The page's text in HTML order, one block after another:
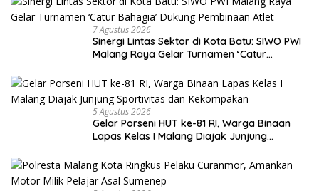
7 Agustus 2026
Sinergi Lintas Sektor di Kota Batu: SIWO PWI
Malang Raya Gelar Turnamen ‘Catur
5 Agustus 2026
Gelar Porseni HUT ke-81 RI, Warga Binaan
Lapas Kelas I Malang Diajak Junjung